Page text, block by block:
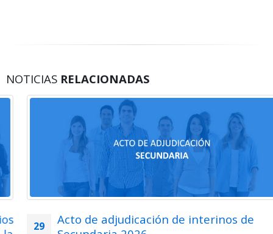
NOTICIAS RELACIONADAS
29
Acto de adjudicación de interinos de